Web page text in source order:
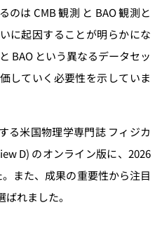
は CMB 観測 と BAO 観測と
に起因することが明らかにな
BAO という異なるデータセッ
していく必要性を示していま
る米国物理学専門誌 フィジカ
D) のオンライン版に、2026
また、成果の重要性から注目
れました。